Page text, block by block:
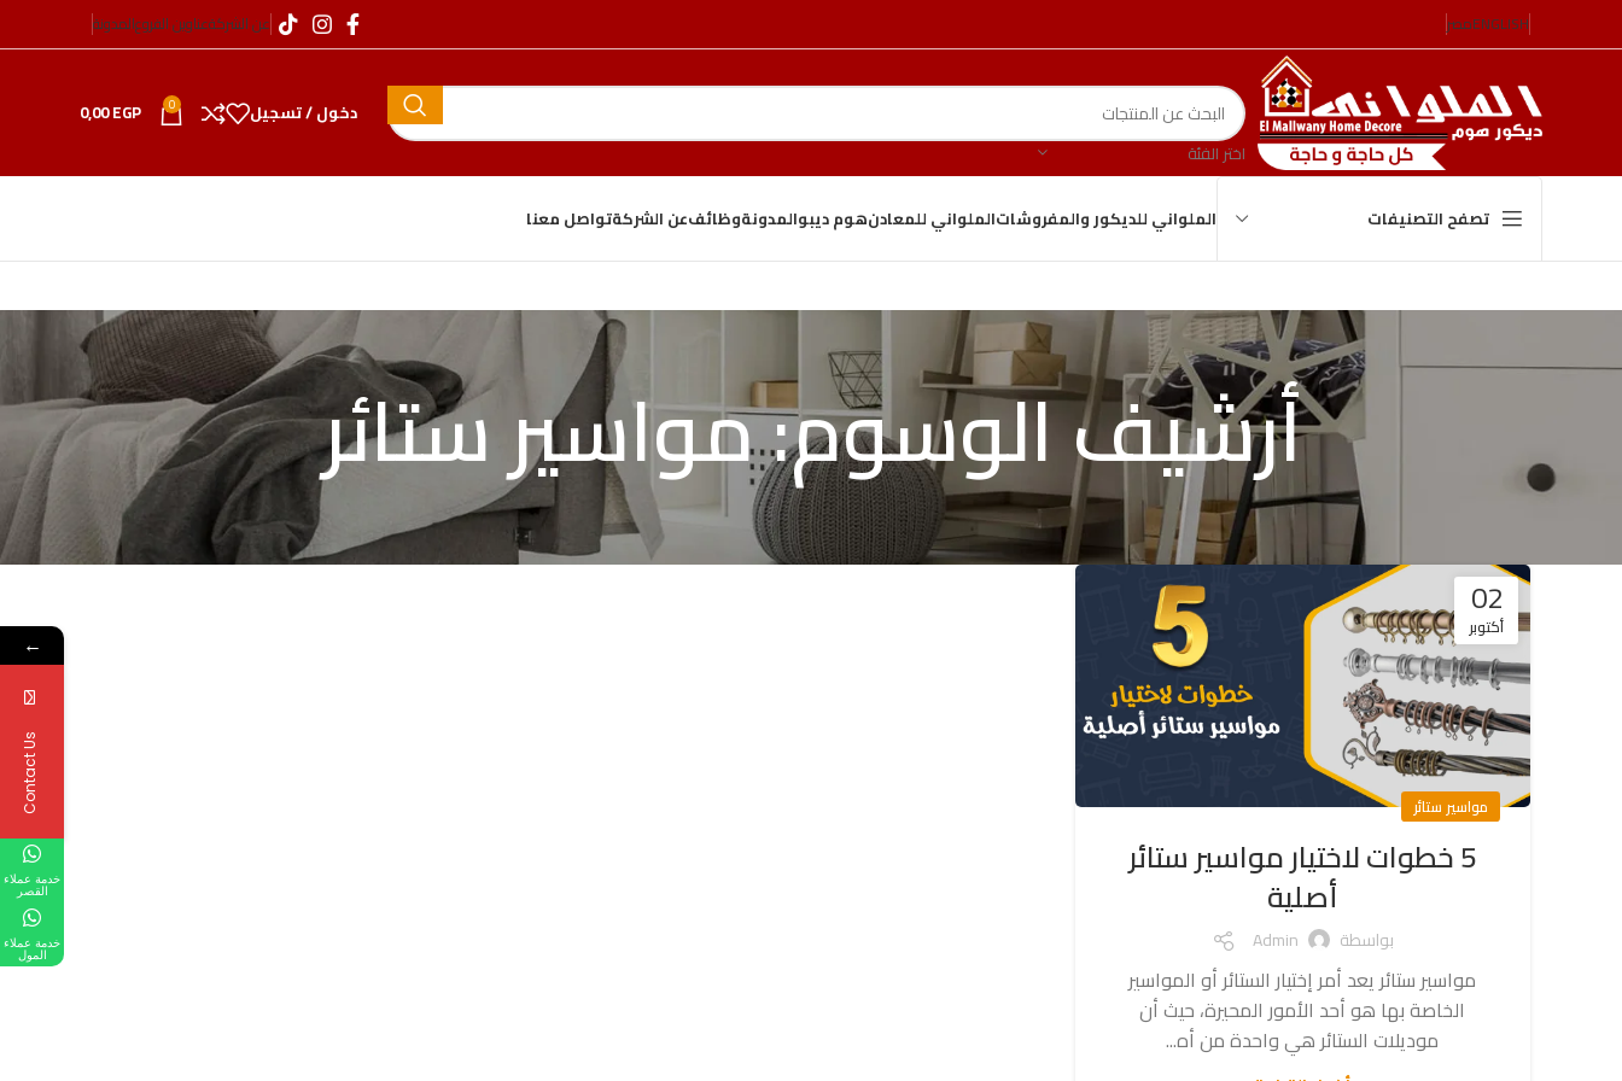
ENGLISHمصر عن الشركةعناوين الفروعالمدونة
اختر الفئة
دخول / تسجيل 0
0,00EGP
تصفح التصنيفات الملواني للديكور والمفروشاتالملواني للمعادنهوم ديبوالمدونةوظائفعن الشركةتواصل معنا
أرشيف الوسوم: مواسير ستائر
02
أكتوبر
مواسير ستائر
5 خطوات لاختيار مواسير ستائر
أصلية
بواسطة Admin
مواسير ستائر يعد أمر إختيار الستائر أو المواسير
الخاصة بها هو أحد الأمور المحيرة، حيث أن
موديلات الستائر هي واحدة من أه...
←
Contact Us
خدمة عملاء
القصر
خدمة عملاء
المول